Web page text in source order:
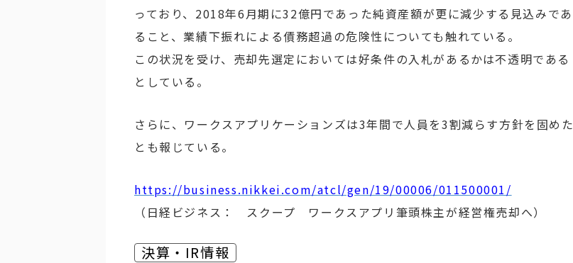
っており、2018年6月期に32億円であった純資産額が更に減少する見込みであ
ること、業績下振れによる債務超過の危険性についても触れている。
この状況を受け、売却先選定においては好条件の入札があるかは不透明である
としている。
さらに、ワークスアプリケーションズは3年間で人員を3割減らす方針を固めた
とも報じている。
https://business.nikkei.com/atcl/gen/19/00006/011500001/
（日経ビジネス： スクープ ワークスアプリ筆頭株主が経営権売却へ）
決算・IR情報